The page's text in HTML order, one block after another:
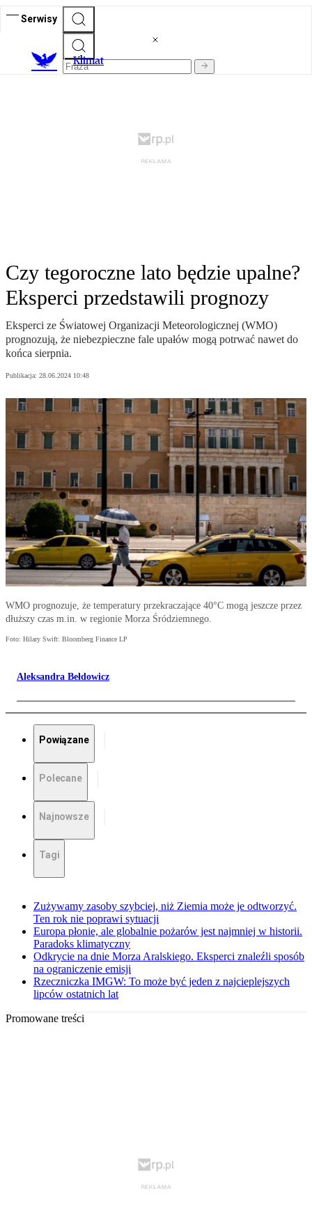
Serwisy
Klimat
Czy tegoroczne lato będzie upalne?
Eksperci przedstawili prognozy
Eksperci ze Światowej Organizacji Meteorologicznej (WMO)
prognozują, że niebezpieczne fale upałów mogą potrwać nawet do
końca sierpnia.
Publikacja: 28.06.2024 10:48
WMO prognozuje, że temperatury przekraczające 40°C mogą jeszcze przez
dłuższy czas m.in. w regionie Morza Śródziemnego.
Foto: Hilary Swift: Bloomberg Finance LP
Aleksandra Bełdowicz
Powiązane
Polecane
Najnowsze
Tagi
Zużywamy zasoby szybciej, niż Ziemia może je odtworzyć.
Ten rok nie poprawi sytuacji
Europa płonie, ale globalnie pożarów jest najmniej w historii.
Paradoks klimatyczny
Odkrycie na dnie Morza Aralskiego. Eksperci znaleźli sposób
na ograniczenie emisji
Rzeczniczka IMGW: To może być jeden z najcieplejszych
lipców ostatnich lat
Promowane treści